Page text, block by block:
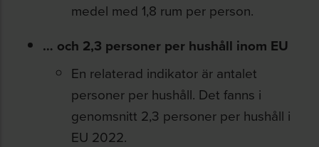
medel med 1,8 rum per person.
… och 2,3 personer per hushåll inom EU
En relaterad indikator är antalet
personer per hushåll. Det fanns i
genomsnitt 2,3 personer per hushåll i
EU 2022.